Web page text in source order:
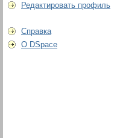
Редактировать профиль
Справка
О DSpace